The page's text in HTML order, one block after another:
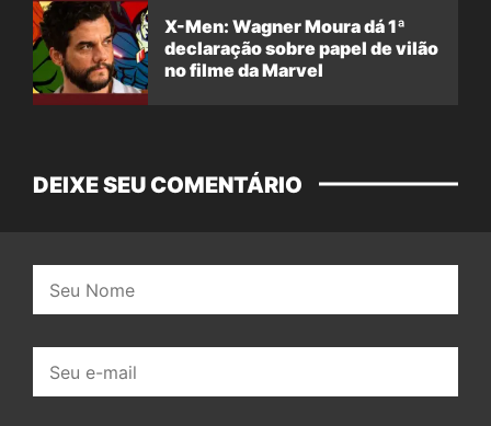
X-Men: Wagner Moura dá 1ª
declaração sobre papel de vilão
no filme da Marvel
DEIXE SEU COMENTÁRIO
mail: